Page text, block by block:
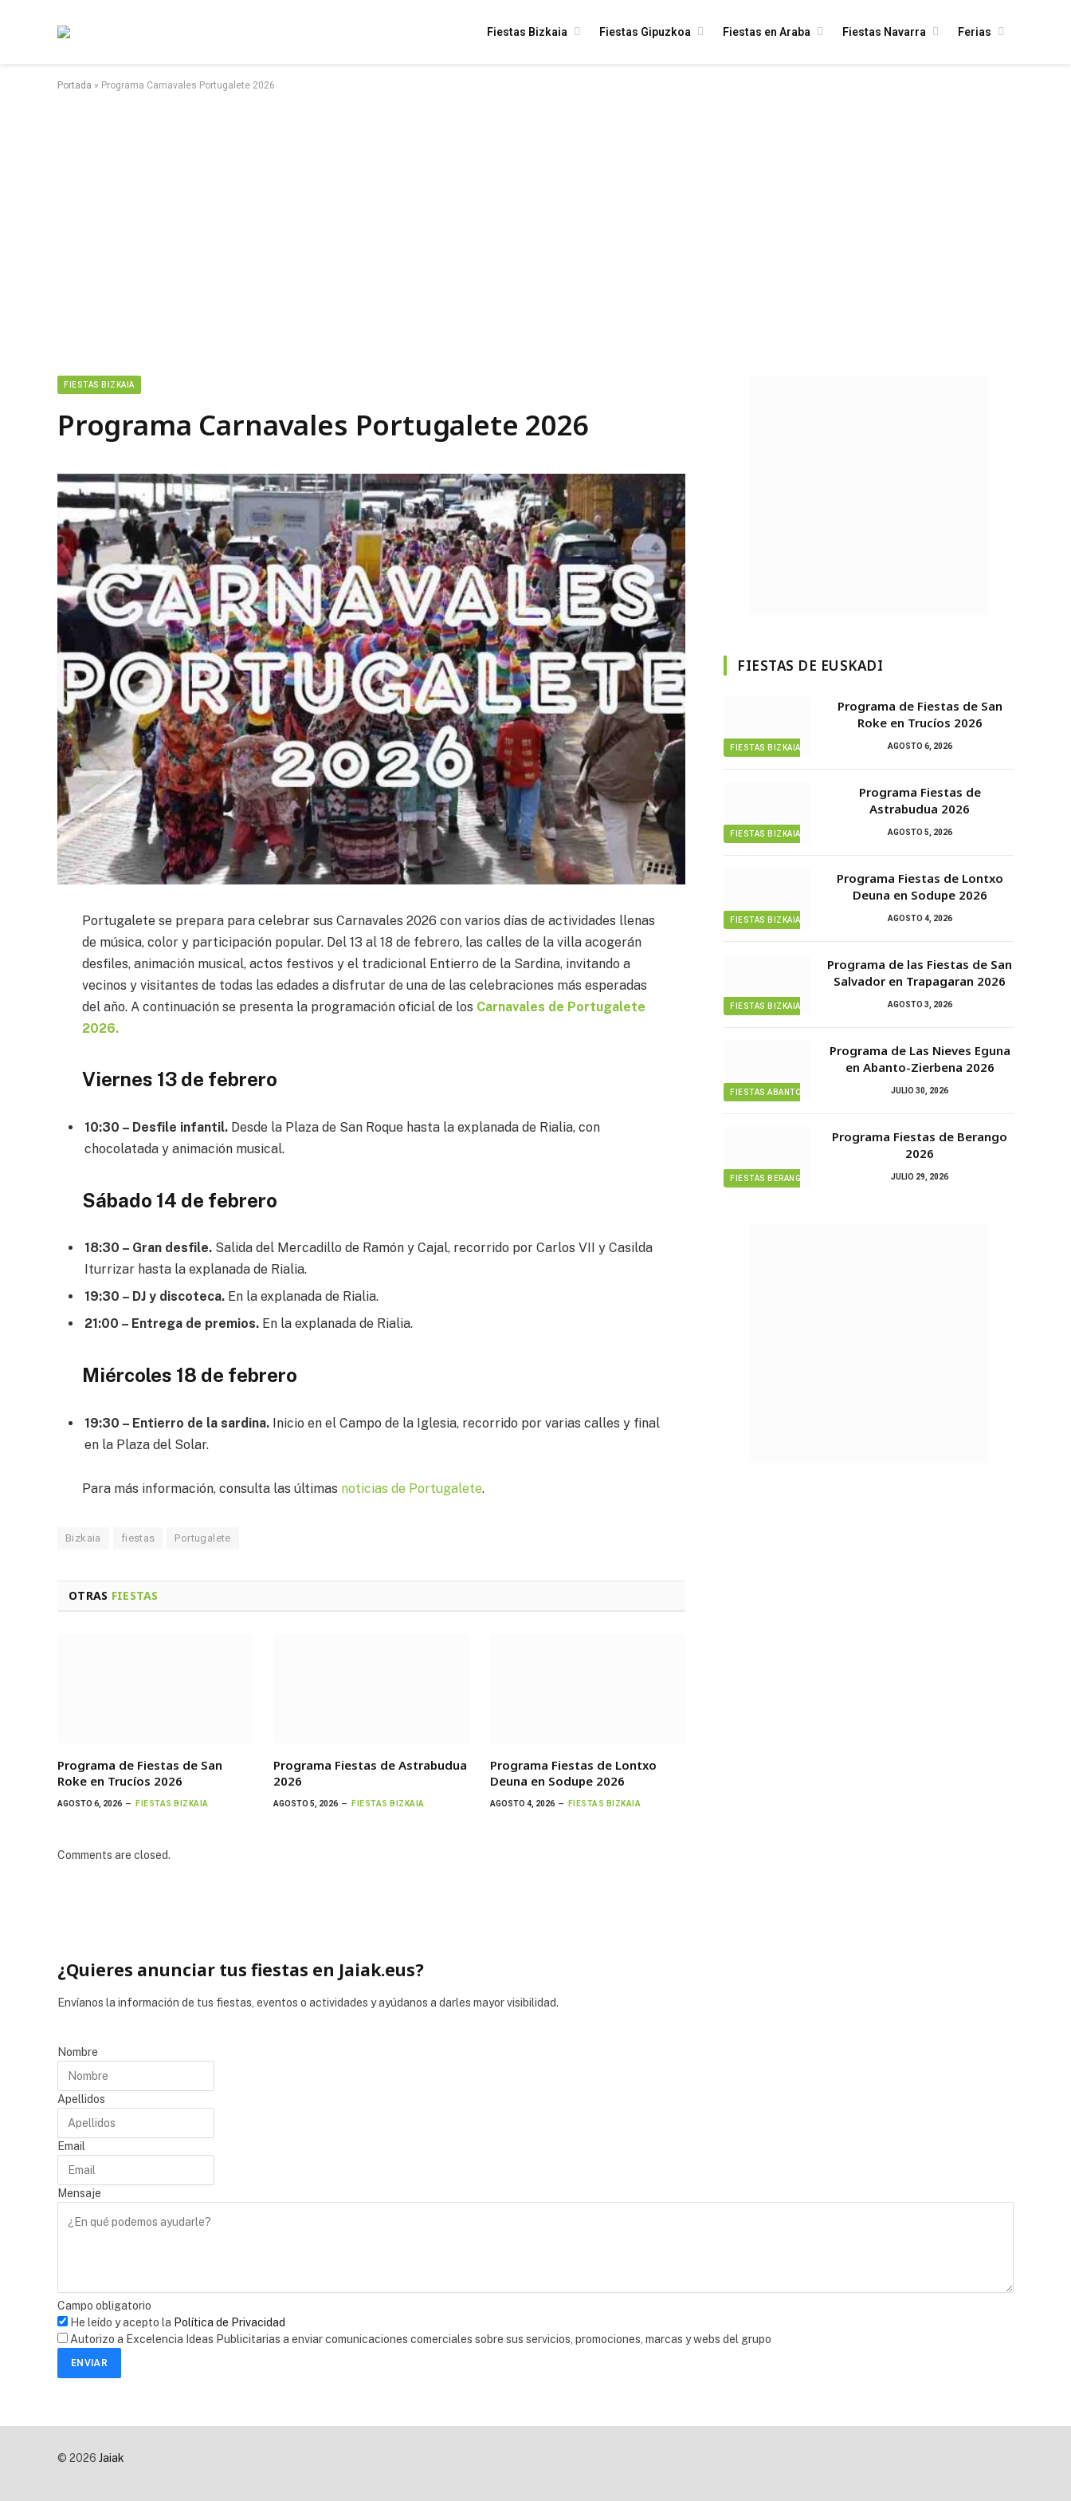
Fiestas Bizkaia Fiestas Gipuzkoa Fiestas en Araba Fiestas Navarra Ferias
Portada » Programa Carnavales Portugalete 2026
FIESTAS BIZKAIA
Programa Carnavales Portugalete 2026
Portugalete se prepara para celebrar sus Carnavales 2026 con varios días de actividades llenas
de música, color y participación popular. Del 13 al 18 de febrero, las calles de la villa acogerán
desfiles, animación musical, actos festivos y el tradicional Entierro de la Sardina, invitando a
vecinos y visitantes de todas las edades a disfrutar de una de las celebraciones más esperadas
del año. A continuación se presenta la programación oficial de los Carnavales de Portugalete
2026.
Viernes 13 de febrero
10:30 – Desfile infantil. Desde la Plaza de San Roque hasta la explanada de Rialia, con
chocolatada y animación musical.
Sábado 14 de febrero
18:30 – Gran desfile. Salida del Mercadillo de Ramón y Cajal, recorrido por Carlos VII y Casilda
Iturrizar hasta la explanada de Rialia.
19:30 – DJ y discoteca. En la explanada de Rialia.
21:00 – Entrega de premios. En la explanada de Rialia.
Miércoles 18 de febrero
19:30 – Entierro de la sardina. Inicio en el Campo de la Iglesia, recorrido por varias calles y final
en la Plaza del Solar.
Para más información, consulta las últimas noticias de Portugalete.
Bizkaia fiestas Portugalete
OTRAS FIESTAS
Programa de Fiestas de San
Roke en Trucíos 2026
AGOSTO 6, 2026 FIESTAS BIZKAIA
Programa Fiestas de Astrabudua
2026
AGOSTO 5, 2026 FIESTAS BIZKAIA
Programa Fiestas de Lontxo
Deuna en Sodupe 2026
AGOSTO 4, 2026 FIESTAS BIZKAIA
Comments are closed.
FIESTAS DE EUSKADI
FIESTAS BIZKAIA
Programa de Fiestas de San
Roke en Trucíos 2026
AGOSTO 6, 2026
FIESTAS BIZKAIA
Programa Fiestas de
Astrabudua 2026
AGOSTO 5, 2026
FIESTAS BIZKAIA
Programa Fiestas de Lontxo
Deuna en Sodupe 2026
AGOSTO 4, 2026
FIESTAS BIZKAIA
Programa de las Fiestas de San
Salvador en Trapagaran 2026
AGOSTO 3, 2026
FIESTAS ABANTO ZIERBENA
Programa de Las Nieves Eguna
en Abanto-Zierbena 2026
JULIO 30, 2026
FIESTAS BERANGO
Programa Fiestas de Berango
2026
JULIO 29, 2026
¿Quieres anunciar tus fiestas en Jaiak.eus?
Envíanos la información de tus fiestas, eventos o actividades y ayúdanos a darles mayor visibilidad.
Nombre
Apellidos
Email
Mensaje
Campo obligatorio
He leído y acepto la Política de Privacidad
Autorizo a Excelencia Ideas Publicitarias a enviar comunicaciones comerciales sobre sus servicios, promociones, marcas y webs del grupo
ENVIAR
© 2026 Jaiak